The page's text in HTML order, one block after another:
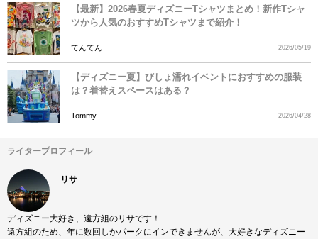
【最新】2026春夏ディズニーTシャツまとめ！新作Tシャ
ツから人気のおすすめTシャツまで紹介！
てんてん 2026/05/19
【ディズニー夏】びしょ濡れイベントにおすすめの服装
は？着替えスペースはある？
Tommy 2026/04/28
ライタープロフィール
リサ
ディズニー大好き、遠方組のリサです！
遠方組のため、年に数回しかパークにインできませんが、大好きなディズニー